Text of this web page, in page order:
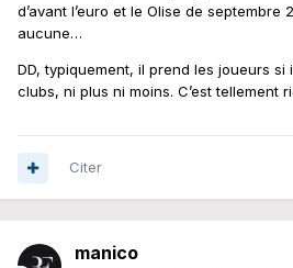
d’avant l’euro et le Olise de septembre
aucune…
DD, typiquement, il prend les joueurs
clubs, ni plus ni moins. C’est tellement
Citer
manico